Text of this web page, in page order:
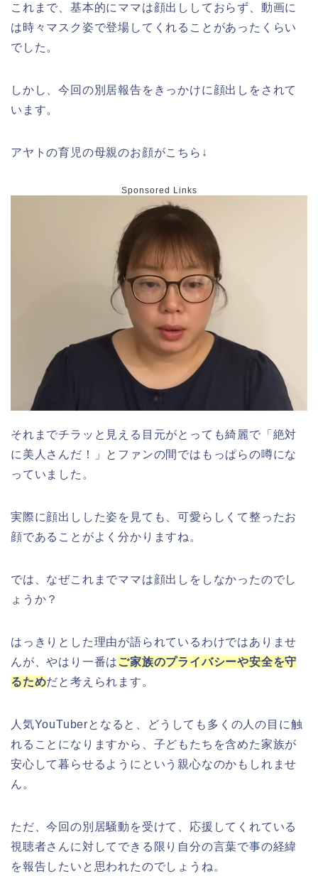
これまで、基本的にママは顔出ししておらず、動画に
は時々マスク姿で登場してくれることがあったくらい
でした。
しかし、今回の別居報告をきっかけに顔出しをされて
います。
アヤトの育児の母親のお顔がこちら↓
Sponsored Links
それまでチラッと見える目元がとっても綺麗で「絶対
に美人さんだ！」とファンの間ではもっぱらの噂にな
っていました。
実際に顔出しした姿を見ても、可愛らしくて整ったお
顔であることがよく分かりますね。
では、なぜこれまでママは顔出しをしなかったのでし
ょうか？
はっきりとした理由が語られているわけではありませ
んが、やはり一番は ご家族のプライバシーや安全を守
るためだと考えられます。
人気YouTuberとなると、どうしても多くの人の目に触
れることになりますから、子どもたちを含めた家族が
安心して暮らせるようにという親心なのかもしれませ
ん。
ただ、今回の別居騒動を受けて、応援してくれている
視聴者さんに対してできる限り自分の言葉で事の経緯
を報告したいと思われたのでしょうね。